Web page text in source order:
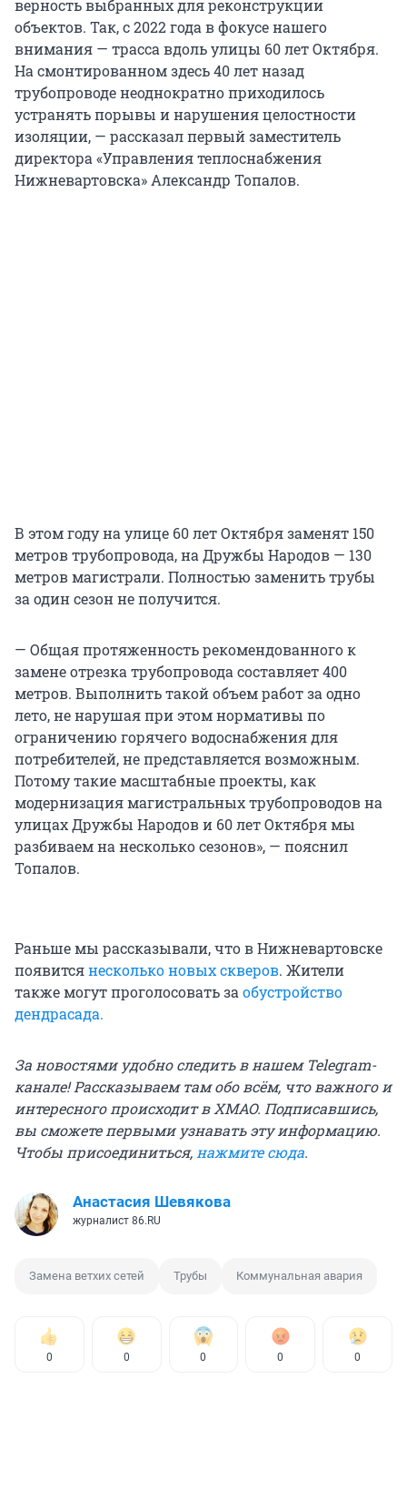
верность выбранных для реконструкции
объектов. Так, с 2022 года в фокусе нашего
внимания — трасса вдоль улицы 60 лет Октября.
На смонтированном здесь 40 лет назад
трубопроводе неоднократно приходилось
устранять порывы и нарушения целостности
изоляции, — рассказал первый заместитель
директора «Управления теплоснабжения
Нижневартовска» Александр Топалов.
В этом году на улице 60 лет Октября заменят 150
метров трубопровода, на Дружбы Народов — 130
метров магистрали. Полностью заменить трубы
за один сезон не получится.
— Общая протяженность рекомендованного к
замене отрезка трубопровода составляет 400
метров. Выполнить такой объем работ за одно
лето, не нарушая при этом нормативы по
ограничению горячего водоснабжения для
потребителей, не представляется возможным.
Потому такие масштабные проекты, как
модернизация магистральных трубопроводов на
улицах Дружбы Народов и 60 лет Октября мы
разбиваем на несколько сезонов», — пояснил
Топалов.
Раньше мы рассказывали, что в Нижневартовске
появитсянесколько новых скверов. Жители
также могут проголосовать за обустройство
дендрасада.
За новостями удобно следить в нашем Telegram-
канале! Рассказываем там обо всём, что важного и
интересного происходит в ХМАО. Подписавшись,
вы сможете первыми узнавать эту информацию.
Чтобы присоединиться, нажмите сюда.
Анастасия Шевякова
журналист 86.RU
Замена ветхих сетей Трубы Коммунальная авария
0 0 0 0 0